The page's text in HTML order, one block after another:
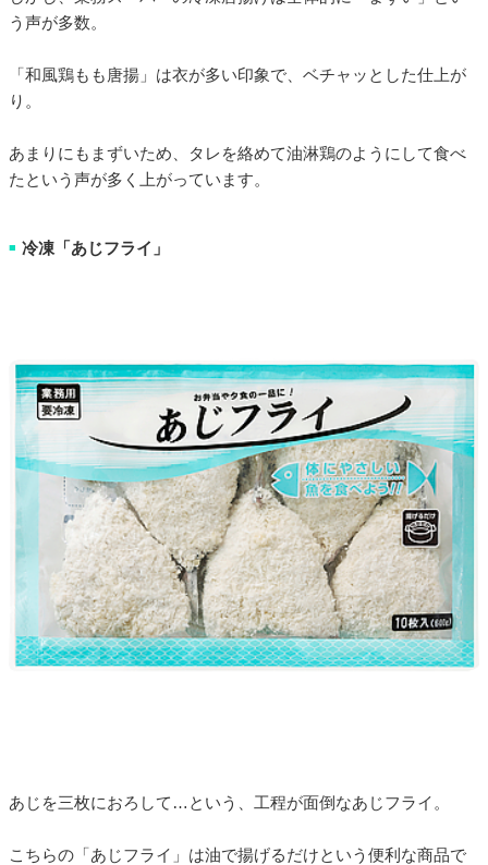
う声が多数。
「和風鶏もも唐揚」は衣が多い印象で、ベチャッとした仕上が
り。
あまりにもまずいため、タレを絡めて油淋鶏のようにして食べ
たという声が多く上がっています。
■ 冷凍「あじフライ」
あじを三枚におろして…という、工程が面倒なあじフライ。
こちらの「あじフライ」は油で揚げるだけという便利な商品で